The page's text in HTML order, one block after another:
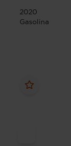
2020
Gasolina